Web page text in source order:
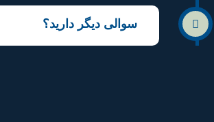
سوالی دیگر دارید؟